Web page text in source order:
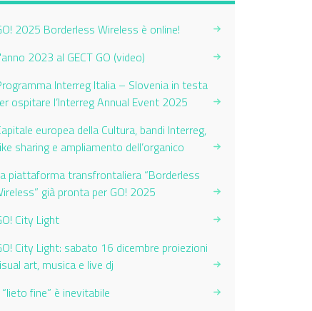
2025 Borderless Wireless è online!
2023 al GECT GO (video)
Interreg Italia – Slovenia in testa
ospitare l’Interreg Annual Event 2025
europea della Cultura, bandi Interreg,
sharing e ampliamento dell’organico
piattaforma transfrontaliera “Borderless
già pronta per GO! 2025
City Light
City Light: sabato 16 dicembre proiezioni
art, musica e live dj
“lieto fine” è inevitabile